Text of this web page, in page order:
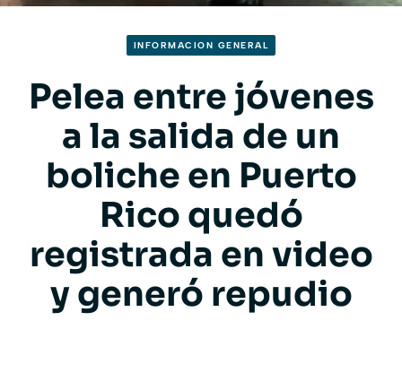
INFORMACION GENERAL
Pelea entre jóvenes
a la salida de un
boliche en Puerto
Rico quedó
registrada en video
y generó repudio